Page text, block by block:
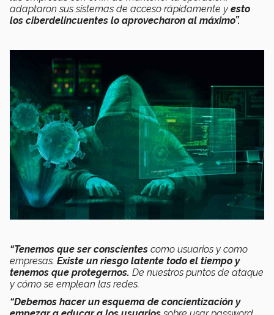
adaptaron sus sistemas de acceso rápidamente y esto
los ciberdelincuentes lo aprovecharon al máximo”.
“Tenemos que ser conscientes como usuarios y como
empresas. Existe un riesgo latente todo el tiempo y
tenemos que protegernos. De nuestros puntos de ataque
y cómo se emplean las redes.
“Debemos hacer un esquema de concientización y